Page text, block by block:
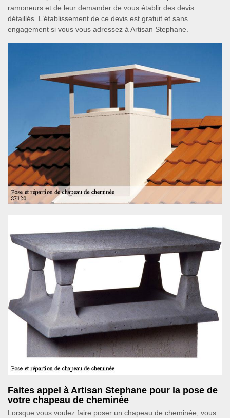
ramoneurs et de leur demander de vous établir des devis
détaillés. L’établissement de ce devis est gratuit et sans
engagement si vous vous adressez à Artisan Stephane.
Faites appel à Artisan Stephane pour la pose de
votre chapeau de cheminée
Lorsque vous voulez faire poser un chapeau de cheminée, vous